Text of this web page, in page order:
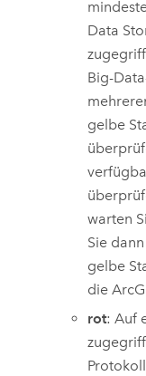
Data
Big-
gelbe
warten
Sie
gelbe
die
rot: Auf